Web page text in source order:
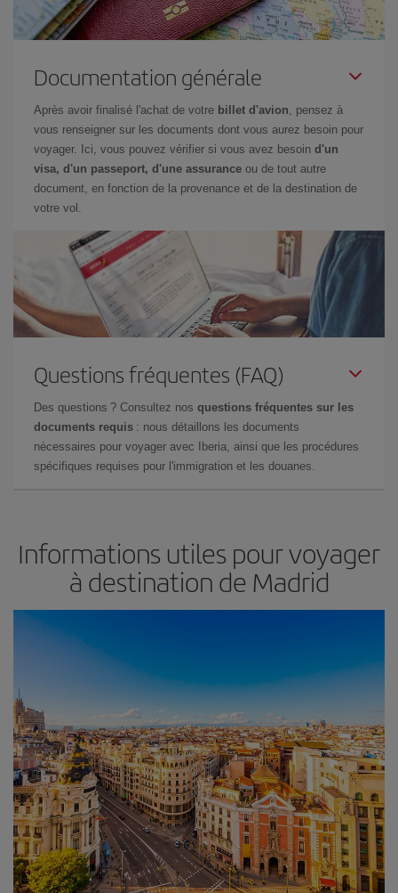
Documentation générale
Après avoir finalisé l'achat de votre billet d'avion, pensez à
vous renseigner sur les documents dont vous aurez besoin pour
voyager. Ici, vous pouvez vérifier si vous avez besoin d'un
visa, d'un passeport, d'une assurance ou de tout autre
document, en fonction de la provenance et de la destination de
votre vol.
Questions fréquentes (FAQ)
Des questions ? Consultez nos questions fréquentes sur les
documents requis : nous détaillons les documents
nécessaires pour voyager avec Iberia, ainsi que les procédures
spécifiques requises pour l'immigration et les douanes.
Informations utiles pour voyager
à destination de Madrid